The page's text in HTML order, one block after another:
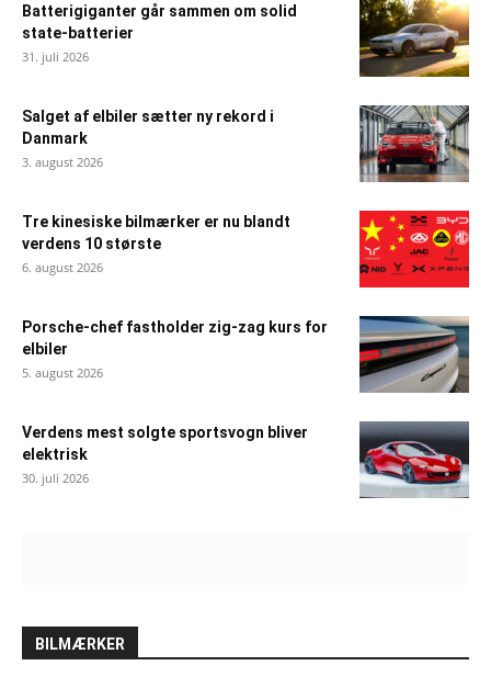
Batterigiganter går sammen om solid
state-batterier
31. juli 2026
Salget af elbiler sætter ny rekord i
Danmark
3. august 2026
Tre kinesiske bilmærker er nu blandt
verdens 10 største
6. august 2026
Porsche-chef fastholder zig-zag kurs for
elbiler
5. august 2026
Verdens mest solgte sportsvogn bliver
elektrisk
30. juli 2026
BILMÆRKER